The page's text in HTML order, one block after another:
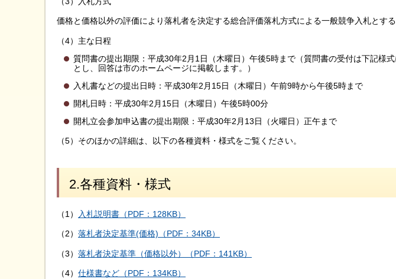
価格と価格以外の評価により落札者を決定する総合評価落札方式による一般競争入札とする
（4）主な日程
質問書の提出期限：平成30年2月1日（木曜日）午後5時まで（質問書の受付は下記様
とし、回答は市のホームページに掲載します。）
入札書などの提出日時：平成30年2月15日（木曜日）午前9時から午後5時まで
開札日時：平成30年2月15日（木曜日）午後5時00分
開札立会参加申込書の提出期限：平成30年2月13日（火曜日）正午まで
（5）そのほかの詳細は、以下の各種資料・様式をご覧ください。
2.各種資料・様式
（1） 入札説明書（PDF：128KB）
（2） 落札者決定基準(価格)（PDF：34KB）
（3） 落札者決定基準（価格以外）（PDF：141KB）
（4） 仕様書など（PDF：134KB）